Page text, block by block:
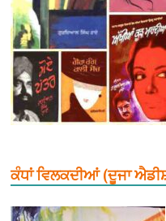
ਕੰਧਾਂ ਵਿਲਕਦੀਆਂ (ਦੂਜਾ